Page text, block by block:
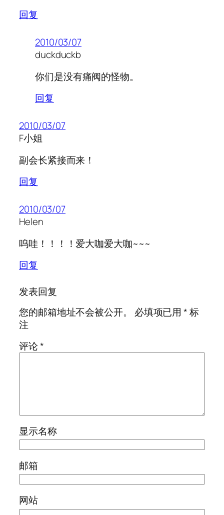
回复
2010/03/07
duckduckb
你们是没有痛阀的怪物。
回复
2010/03/07
F小姐
副会长紧接而来！
回复
2010/03/07
Helen
呜哇！！！！爱大咖爱大咖~~~
回复
发表回复
您的邮箱地址不会被公开。
必填项已用*标
注
评论*
显示名称
邮箱
网站